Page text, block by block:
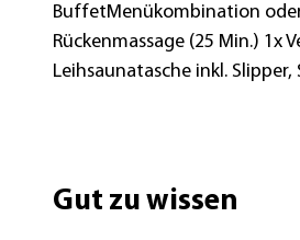
BuffetMenükombination
Rückenmassage (25 Min.) 1x
Leihsaunatasche inkl.
Gut zu wissen